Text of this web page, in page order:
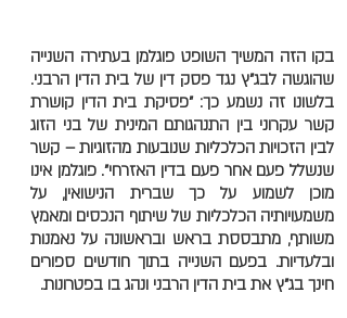
בקו הזה המשיך השופט פוגלמן בעתירה השנייה
שהוגשה לבג"ץ נגד פסק דין של בית הדין הרבני.
בלשונו זה נשמע כך: "פסיקת בית הדין קושרת
קשר עקרוני בין התנהגותם המינית של בני הזוג
לבין הזכויות הכלכליות שנובעות מהזוגיות – קשר
שנשלל פעם אחר פעם בדין האזרחי". פוגלמן אינו
מוכן לשמוע על כך שברית הנישואין, על
משמעויותיה הכלכליות של שיתוף הנכסים ומאמץ
משותף, מתבססת בראש ובראשונה על נאמנות
ובלעדיות. בפעם השנייה בתוך חודשים ספורים
חינך בג"ץ את בית הדין הרבני ונהג בו בפטרונות.